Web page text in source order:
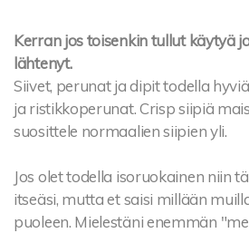
Kerran jos toisenkin tullut käytyä
lähtenyt.
Siivet, perunat ja dipit todella
ja ristikkoperunat. Crisp siipiä
suosittele normaalien siipien yli.
Jos olet todella isoruokainen niin
itseäsi, mutta et saisi millään
puoleen. Mielestäni enemmän